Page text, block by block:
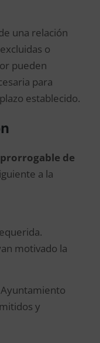
una relación
o
pueden
para
establecido.
de
a la
motivado la
y